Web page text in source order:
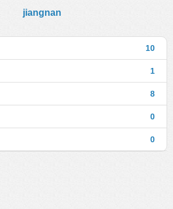
jiangnan
10
1
8
0
0